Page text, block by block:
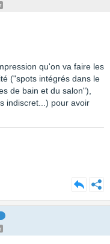
qu'on va faire les
("spots intégrés dans le
de bain et du salon"),
indiscret...) pour avoir